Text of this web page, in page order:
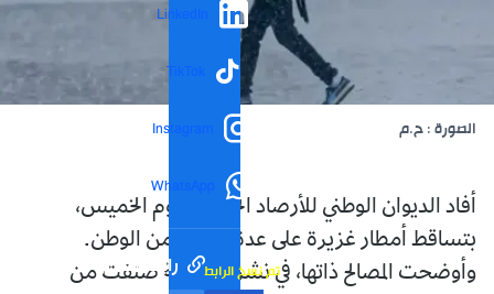
LinkedIn
TikTok
Instagram
WhatsApp
رابط مختصر تم نسخ الرابط
الصورة : ح.م
أفاد الديوان الوطني للأرصاد الجوية، اليوم الخميس،
بتساقط أمطار غزيرة على عدة ولايات من الوطن.
وأوضحت المصالح ذاتها، في نشرية خاصة صنفت من